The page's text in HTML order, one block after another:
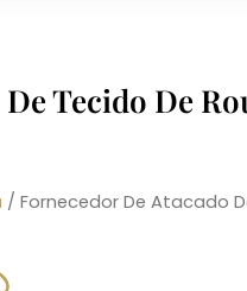
Tecido De
/ Fornecedor De Atacado